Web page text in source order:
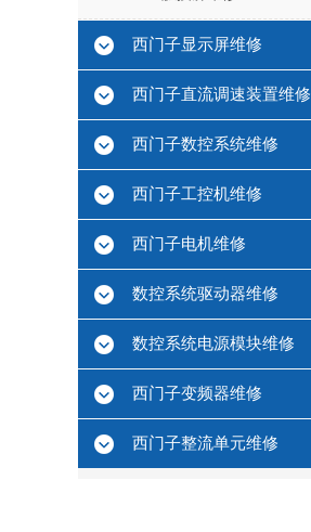
西门子显示屏维修
西门子直流调速装置维修
西门子数控系统维修
西门子工控机维修
西门子电机维修
数控系统驱动器维修
数控系统电源模块维修
西门子变频器维修
西门子整流单元维修